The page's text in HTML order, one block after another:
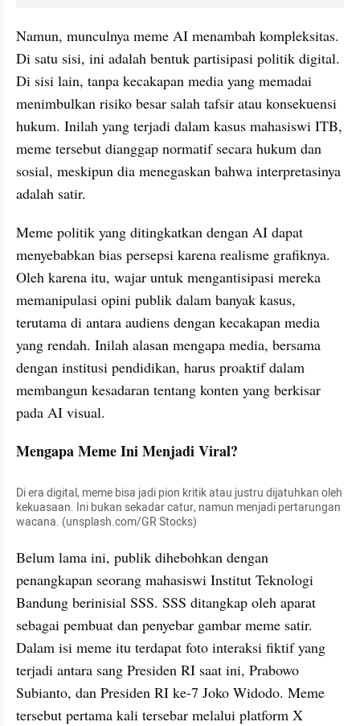
Namun, munculnya meme AI menambah kompleksitas.
Di satu sisi, ini adalah bentuk partisipasi politik digital.
Di sisi lain, tanpa kecakapan media yang memadai
menimbulkan risiko besar salah tafsir atau konsekuensi
hukum. Inilah yang terjadi dalam kasus mahasiswi ITB,
meme tersebut dianggap normatif secara hukum dan
sosial, meskipun dia menegaskan bahwa interpretasinya
adalah satir.
Meme politik yang ditingkatkan dengan AI dapat
menyebabkan bias persepsi karena realisme grafiknya.
Oleh karena itu, wajar untuk mengantisipasi mereka
memanipulasi opini publik dalam banyak kasus,
terutama di antara audiens dengan kecakapan media
yang rendah. Inilah alasan mengapa media, bersama
dengan institusi pendidikan, harus proaktif dalam
membangun kesadaran tentang konten yang berkisar
pada AI visual.
Mengapa Meme Ini Menjadi Viral?
Di era digital, meme bisa jadi pion kritik atau justru dijatuhkan oleh
kekuasaan. Ini bukan sekadar catur, namun menjadi pertarungan
wacana. (unsplash.com/GR Stocks)
Belum lama ini, publik dihebohkan dengan
penangkapan seorang mahasiswi Institut Teknologi
Bandung berinisial SSS. SSS ditangkap oleh aparat
sebagai pembuat dan penyebar gambar meme satir.
Dalam isi meme itu terdapat foto interaksi fiktif yang
terjadi antara sang Presiden RI saat ini, Prabowo
Subianto, dan Presiden RI ke-7 Joko Widodo. Meme
tersebut pertama kali tersebar melalui platform X